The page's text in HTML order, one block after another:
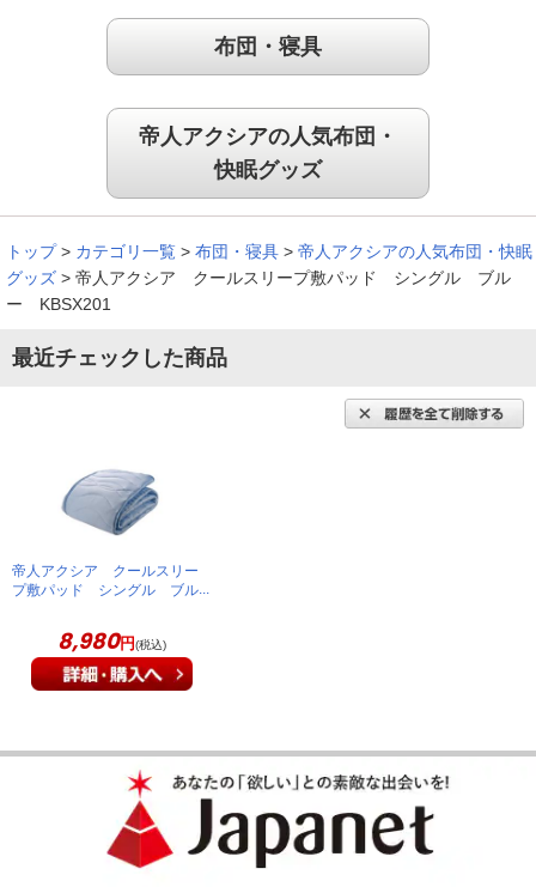
９８歳で元気に過ごしている母親にプレゼントしました。敷パ
ットをしたらサラッとしていて肌触りがよく、とても寝心地が
良いと喜んでいます。
（埼玉県60代
これ以上の商品はありません！
とても素晴らしい商品です。材質が硬めなので、自然と体に密
着する面が少なく、暑い時もサラサラとした体感が得られま
す。洗濯をしても硬さは維持されています。接触冷感の敷きパ
ん。
（北海道40代D.S様）
ドライ感とサラサラな質感、満足
となくスッキリと寝れます。適度な厚みもあるので寝心地もい
あれほど汗をかいていたのが、本当に信じられないほどサッパ
リしています。敷布団も以前のように湿ることなく快適です。
おかげで、２・３日たっても汗臭くなくなっています。この商
布団・寝具
帝人アクシアの人気布団・
快眠グッズ
トップ > カテゴリ一覧 > 布団・寝具 > 帝人アクシアの人気布団・快眠
グッズ > 帝人アクシア クールスリープ敷パッド シングル ブル
ー KBSX201
最近チェックした商品
帝人アクシア クールスリー
プ敷パッド シングル ブル
8,980円(税込)